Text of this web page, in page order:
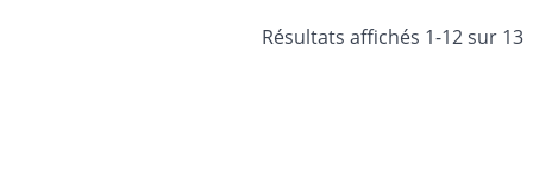
Résultats affichés 1-12 sur 13